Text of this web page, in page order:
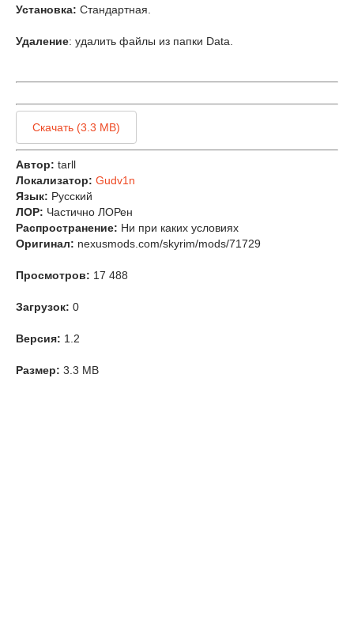
Установка: Стандартная.
Удаление: удалить файлы из папки Data.
Скачать (3.3 MB)
Автор: tarll
Локализатор: Gudv1n
Язык: Русский
ЛОР: Частично ЛОРен
Распространение: Ни при каких условиях
Оригинал: nexusmods.com/skyrim/mods/71729
Просмотров: 17 488
Загрузок: 0
Версия: 1.2
Размер: 3.3 MB